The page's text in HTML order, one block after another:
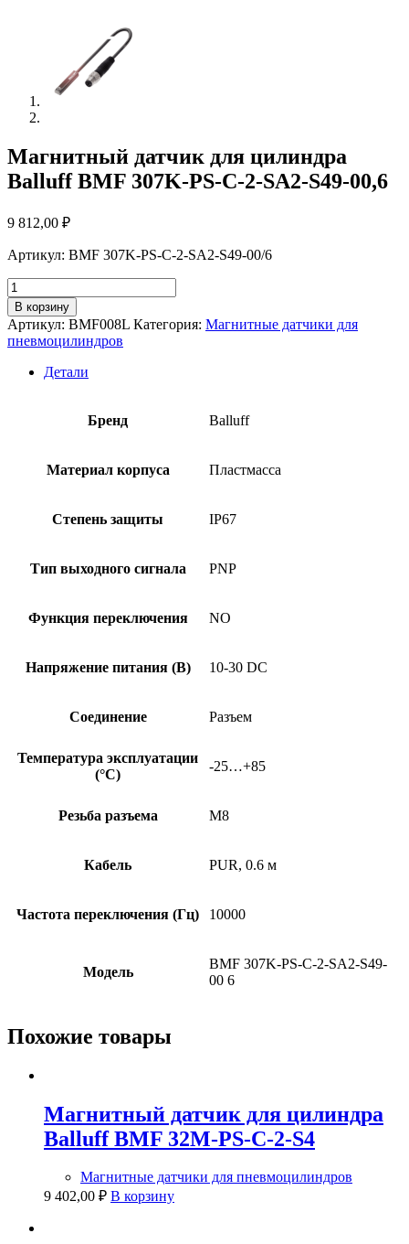
Магнитный датчик для цилиндра
Balluff BMF 307K-PS-C-2-SA2-S49-00,6
9 812,00 ₽
Артикул: BMF 307K-PS-C-2-SA2-S49-00/6
Количество
товара
Магнитный
датчик
для
цилиндра
Balluff
В корзину
Артикул: BMF008L Категория: Магнитные датчики для
пневмоцилиндров
Детали
Бренд Balluff
Материал корпуса Пластмасса
Степень защиты IP67
Тип выходного сигнала PNP
Функция переключения NO
Напряжение питания (В) 10-30 DC
Соединение Разъем
Температура эксплуатации
(°C)
-25…+85
Резьба разъема M8
Кабель PUR, 0.6 м
Частота переключения (Гц) 10000
Модель
BMF 307K-PS-C-2-SA2-S49-
00 6
Похожие товары
Магнитный датчик для цилиндра
Balluff BMF 32M-PS-C-2-S4
Магнитные датчики для пневмоцилиндров
9 402,00 ₽ В корзину